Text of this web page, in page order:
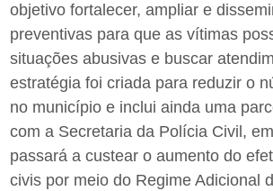
objetivo fortalecer, ampliar e
preventivas para que as vítimas
situações abusivas e buscar
estratégia foi criada para reduzir o
no município e inclui ainda uma
com a Secretaria da Polícia Civil,
passará a custear o aumento do
civis por meio do Regime Adicional